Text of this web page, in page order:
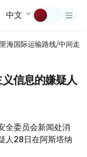
中文
海国际运输路线/中间走廊
信息的嫌疑人
全委员会新闻处消
人28日在阿斯塔纳